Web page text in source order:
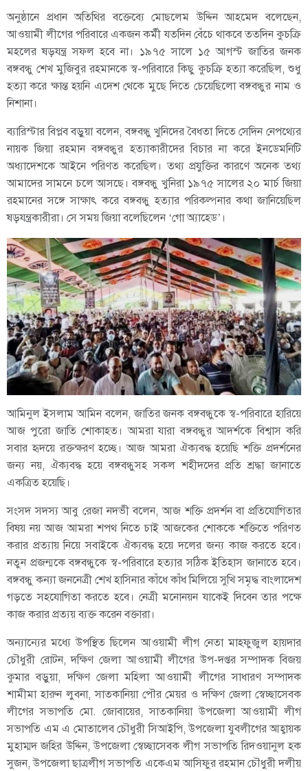
অনুষ্ঠানে প্রধান অতিথির বক্তেব্যে মোছলেম উদ্দিন আহমেদ বলেছেন,
আওয়ামী লীগের পরিবারে একজন কর্মী যতদিন বেঁচে থাকবে ততদিন কুচক্রি
মহলের ষড়যন্ত্র সফল হবে না। ১৯৭৫ সালে ১৫ আগস্ট জাতির জনক
বঙ্গবন্ধু শেখ মুজিবুর রহমানকে স্ব-পরিবারে কিছু কুচক্রি হত্যা করেছিল, শুধু
হত্যা করে ক্ষান্ত হয়নি এদেশ থেকে মুছে দিতে চেয়েছিলো বঙ্গবন্ধুর নাম ও
নিশানা।
ব্যারিস্টার বিপ্লব বড়ুয়া বলেন, বঙ্গবন্ধু খুনিদের বৈধতা দিতে সেদিন নেপথ্যের
নায়ক জিয়া রহমান বঙ্গবন্ধুর হত্যাকারীদের বিচার না করে ইনডেমনিটি
অধ্যাদেশকে আইনে পরিণত করেছিল। তথ্য প্রযুক্তির কারণে অনেক তথ্য
আমাদের সামনে চলে আসছে। বঙ্গবন্ধু খুনিরা ১৯৭৫ সালের ২০ মার্চ জিয়া
রহমানের সঙ্গে সাক্ষাৎ করে বঙ্গবন্ধু হত্যার পরিকল্পনার কথা জানিয়েছিল
ষড়যন্ত্রকারীরা। সে সময় জিয়া বলেছিলেন ‘গো অ্যাহেড’।
আমিনুল ইসলাম আমিন বলেন, জাতির জনক বঙ্গবন্ধুকে স্ব-পরিবারে হারিয়ে
আজ পুরো জাতি শোকাহত। আমরা যারা বঙ্গবন্ধুর আদর্শকে বিশ্বাস করি
সবার হৃদয়ে রক্তক্ষরণ হচ্ছে। আজ আমরা ঐক্যবদ্ধ হয়েছি শক্তি প্রদর্শনের
জন্য নয়, ঐক্যবদ্ধ হয়ে বঙ্গবন্ধুসহ সকল শহীদদের প্রতি শ্রদ্ধা জানাতে
একত্রিত হয়েছি।
সংসদ সদস্য আবু রেজা নদভী বলেন, আজ শক্তি প্রদর্শন বা প্রতিযোগিতার
বিষয় নয় আজ আমরা শপথ নিতে চাই আজকের শোককে শক্তিতে পরিণত
করার প্রত্যায় নিয়ে সবাইকে ঐক্যবদ্ধ হয়ে দলের জন্য কাজ করতে হবে।
নতুন প্রজন্মকে বঙ্গবন্ধুকে স্ব-পরিবারে হত্যার সঠিক ইতিহাস জানাতে হবে।
বঙ্গবন্ধু কন্যা জননেত্রী শেখ হাসিনার কাঁধে কাঁধ মিলিয়ে সুখি সমৃদ্ধ বাংলাদেশ
গড়তে সহযোগিতা করতে হবে। নেত্রী মনোনয়ন যাকেই দিবেন তার পক্ষে
কাজ করার প্রত্যয় ব্যক্ত করেন বক্তারা।
অন্যান্যের মধ্যে উপস্থিত ছিলেন আওয়ামী লীগ নেতা মাহফুজুল হায়দার
চৌধুরী রোটন, দক্ষিণ জেলা আওয়ামী লীগের উপ-দপ্তর সম্পাদক বিজয়
কুমার বড়ুয়া, দক্ষিণ জেলা মহিলা আওয়ামী লীগের সাধারণ সম্পাদক
শামীমা হারুন লুবনা, সাতকানিয়া পৌর মেয়র ও দক্ষিণ জেলা স্বেচ্ছাসেবক
লীগের সভাপতি মো. জোবায়ের, সাতকানিয়া উপজেলা আওয়ামী লীগ
সভাপতি এম এ মোতালেব চৌধুরী সিআইপি, উপজেলা যুবলীগের আহ্বায়ক
মুহাম্মদ জহির উদ্দিন, উপজেলা স্বেচ্ছাসেবক লীগ সভাপতি রিদওয়ানুল হক
সুজন, উপজেলা ছাত্রলীগ সভাপতি একেএম আসিফুর রহমান চৌধুরী দলীয়